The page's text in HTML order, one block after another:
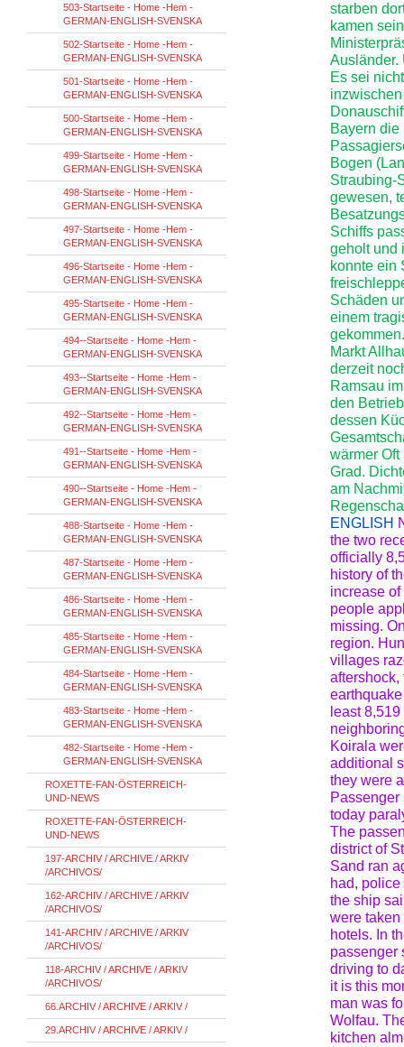
starben
kamen
Ausländer.
Es sei
Bayern die
Bogen
Straubing-
gewesen,
Schiffs
geholt und
konnte ein
Schäden
einem
Markt
derzeit
Ramsau
den
dessen
wärmer
Grad.
am
ENGLISH
the two
officially
history of
increase
people
missing.
region.
villages
least
Koirala
additional
they were
today
The
district of
Sand ran
had,
the ship
were
hotels. In
passenger
driving to
it is this
man was
Wolfau.
kitchen
503-Startseite - Home -Hem -
GERMAN-ENGLISH-SVENSKA
502-Startseite - Home -Hem -
GERMAN-ENGLISH-SVENSKA
501-Startseite - Home -Hem -
GERMAN-ENGLISH-SVENSKA
500-Startseite - Home -Hem -
GERMAN-ENGLISH-SVENSKA
499-Startseite - Home -Hem -
GERMAN-ENGLISH-SVENSKA
498-Startseite - Home -Hem -
GERMAN-ENGLISH-SVENSKA
497-Startseite - Home -Hem -
GERMAN-ENGLISH-SVENSKA
496-Startseite - Home -Hem -
GERMAN-ENGLISH-SVENSKA
495-Startseite - Home -Hem -
GERMAN-ENGLISH-SVENSKA
494--Startseite - Home -Hem -
GERMAN-ENGLISH-SVENSKA
493--Startseite - Home -Hem -
GERMAN-ENGLISH-SVENSKA
492--Startseite - Home -Hem -
GERMAN-ENGLISH-SVENSKA
491--Startseite - Home -Hem -
GERMAN-ENGLISH-SVENSKA
490--Startseite - Home -Hem -
GERMAN-ENGLISH-SVENSKA
488-Startseite - Home -Hem -
GERMAN-ENGLISH-SVENSKA
487-Startseite - Home -Hem -
GERMAN-ENGLISH-SVENSKA
486-Startseite - Home -Hem -
GERMAN-ENGLISH-SVENSKA
485-Startseite - Home -Hem -
GERMAN-ENGLISH-SVENSKA
484-Startseite - Home -Hem -
GERMAN-ENGLISH-SVENSKA
483-Startseite - Home -Hem -
GERMAN-ENGLISH-SVENSKA
482-Startseite - Home -Hem -
GERMAN-ENGLISH-SVENSKA
ROXETTE-FAN-ÖSTERREICH-
UND-NEWS
ROXETTE-FAN-ÖSTERREICH-
UND-NEWS
197-ARCHIV / ARCHIVE / ARKIV
/ARCHIVOS/
162-ARCHIV / ARCHIVE / ARKIV
/ARCHIVOS/
141-ARCHIV / ARCHIVE / ARKIV
/ARCHIVOS/
118-ARCHIV / ARCHIVE / ARKIV
/ARCHIVOS/
66.ARCHIV / ARCHIVE / ARKIV /
29.ARCHIV / ARCHIVE / ARKIV /